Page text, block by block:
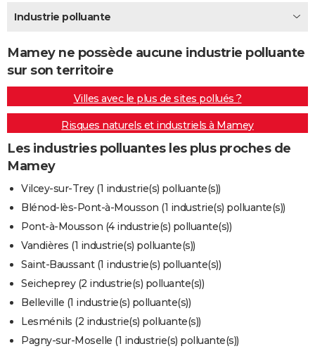
Destinations
City break
Voyage nature
Voyage de noces
Forum
Climat
+PHOTO
GUIDES D'ACHAT
BONS PLANS
CARTE DE VOEUX
Carte de Noël
Carte Bonne année
Carte Saint-Valentin
Carte Pâques
Carte d'anniversaire
DICTIONNAIRE
Dictionnaire
Biographies
Citations
Expressions
Proverbes
PROGRAMME TV
COPAINS D'AVANT
S'inscrire
Se connecter
Lycées
Collèges
Primaires
Universités
Entreprises
Service militaire
Avis de recherche
FORUM
Bricolage
Lifestyle
Culture
Sport
Auto
Television
Voyage
Cinema
Industrie polluante
Mamey ne possède aucune industrie polluante
sur son territoire
Villes avec le plus de sites pollués ?
Risques naturels et industriels à Mamey
Les industries polluantes les plus proches de
Mamey
Vilcey-sur-Trey (1 industrie(s) polluante(s))
Blénod-lès-Pont-à-Mousson (1 industrie(s) polluante(s))
Pont-à-Mousson (4 industrie(s) polluante(s))
Vandières (1 industrie(s) polluante(s))
Saint-Baussant (1 industrie(s) polluante(s))
Seicheprey (2 industrie(s) polluante(s))
Belleville (1 industrie(s) polluante(s))
Lesménils (2 industrie(s) polluante(s))
Pagny-sur-Moselle (1 industrie(s) polluante(s))